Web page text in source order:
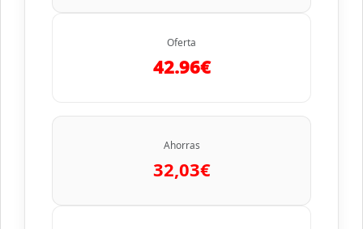
Oferta
42.96€
Ahorras
32,03€